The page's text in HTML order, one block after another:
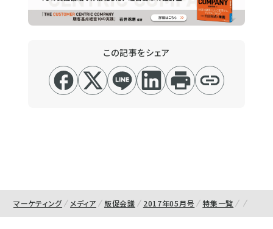
この記事をシェア
マーケティング メディア 販促会議 2017年05月号 特集一覧